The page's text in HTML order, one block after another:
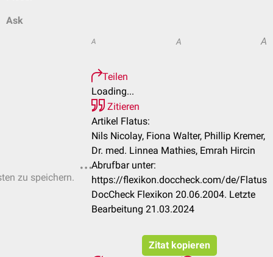
Ask
zu speichern.
A A A
Teilen
Loading...
Zitieren
Artikel Flatus:
Nils Nicolay, Fiona Walter, Phillip Kremer,
Dr. med. Linnea Mathies, Emrah Hircin
Abrufbar unter:
https://flexikon.doccheck.com/de/Flatus
DocCheck Flexikon 20.06.2004. Letzte
Bearbeitung 21.03.2024
Zitat kopieren